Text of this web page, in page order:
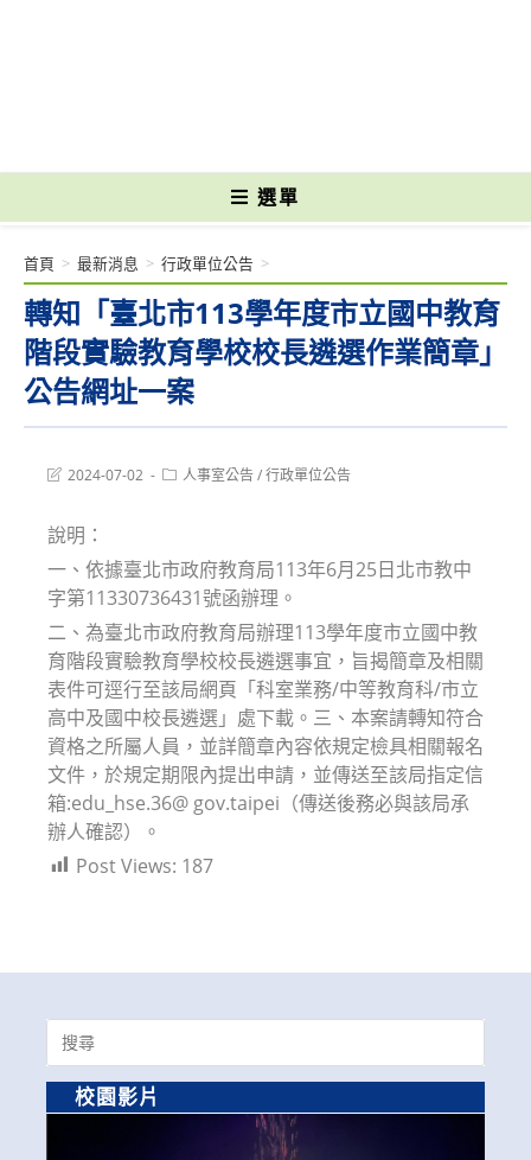
選單
轉知「臺北市113學年度市立國中教育
階段實驗教育學校校長遴選作業簡章」
公告網址一案
首頁 > 最新消息 > 行政單位公告 >
Post2024-07-02
Post人事室公告/行政單位公告
說明：
一、依據臺北市政府教育局113年6月25日北市教中
字第11330736431號函辦理。
二、為臺北市政府教育局辦理113學年度市立國中教
育階段實驗教育學校校長遴選事宜，旨揭簡章及相關
表件可逕行至該局網頁「科室業務/中等教育科/市立
高中及國中校長遴選」處下載。三、本案請轉知符合
資格之所屬人員，並詳簡章內容依規定檢具相關報名
文件，於規定期限內提出申請，並傳送至該局指定信
箱:edu_hse.36@ gov.taipei（傳送後務必與該局承
辦人確認）。
Post Views: 187
Search
for:
校園影片